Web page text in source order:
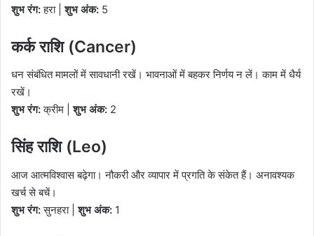
शुभ रंग:हरा |शुभ अंक: 5
कर्क राशि (Cancer)
धन संबंधित मामलों में सावधानी रखें। भावनाओं में बहकर निर्णय न लें। काम में धैर्य
रखें।
शुभ रंग:क्रीम |शुभ अंक: 2
सिंह राशि (Leo)
आज आत्मविश्वास बढ़ेगा। नौकरी और व्यापार में प्रगति के संकेत हैं। अनावश्यक
खर्च से बचें।
शुभ रंग:सुनहरा |शुभ अंक: 1